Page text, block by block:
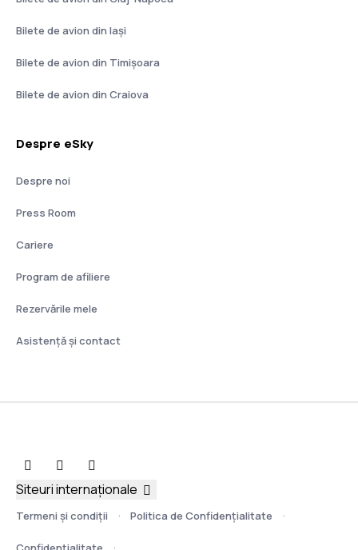
Bilete de avion din Iași
Bilete de avion din Timișoara
Bilete de avion din Craiova
Despre eSky
Despre noi
Press Room
Cariere
Program de afiliere
Rezervările mele
Asistenţă şi contact
Termeni şi condiţii Politica de Confidențialitate
Siteuri internaționale